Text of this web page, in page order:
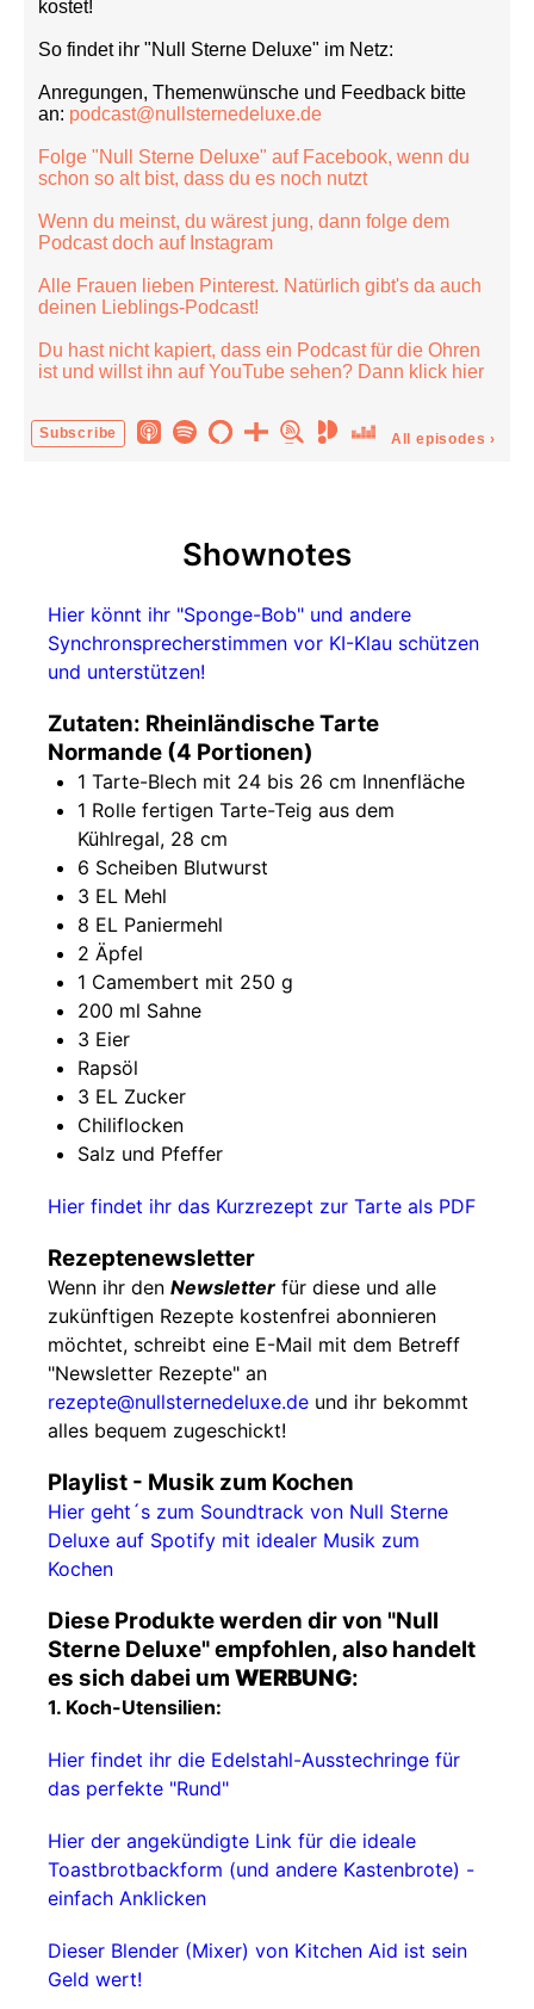
kostet!
So findet ihr "Null Sterne Deluxe" im Netz:
Anregungen, Themenwünsche und Feedback bitte
an: podcast@nullsternedeluxe.de
Folge "Null Sterne Deluxe" auf Facebook, wenn du
schon so alt bist, dass du es noch nutzt
Wenn du meinst, du wärest jung, dann folge dem
Podcast doch auf Instagram
Alle Frauen lieben Pinterest. Natürlich gibt's da auch
deinen Lieblings-Podcast!
Du hast nicht kapiert, dass ein Podcast für die Ohren
ist und willst ihn auf YouTube sehen? Dann klick hier
Subscribe All episodes ›
Shownotes
Hier könnt ihr "Sponge-Bob" und andere
Synchronsprecherstimmen vor KI-Klau schützen
und unterstützen!
Zutaten: Rheinländische Tarte
Normande (4 Portionen)
1 Tarte-Blech mit 24 bis 26 cm Innenfläche
1 Rolle fertigen Tarte-Teig aus dem
Kühlregal, 28 cm
6 Scheiben Blutwurst
3 EL Mehl
8 EL Paniermehl
2 Äpfel
1 Camembert mit 250 g
200 ml Sahne
3 Eier
Rapsöl
3 EL Zucker
Chiliflocken
Salz und Pfeffer
Hier findet ihr das Kurzrezept zur Tarte als PDF
Rezeptenewsletter
Wenn ihr den Newsletter für diese und alle
zukünftigen Rezepte kostenfrei abonnieren
möchtet, schreibt eine E-Mail mit dem Betreff
"Newsletter Rezepte" an
rezepte@nullsternedeluxe.de und ihr bekommt
alles bequem zugeschickt!
Playlist - Musik zum Kochen
Hier geht´s zum Soundtrack von Null Sterne
Deluxe auf Spotify mit idealer Musik zum
Kochen
Diese Produkte werden dir von "Null
Sterne Deluxe" empfohlen, also handelt
es sich dabei um WERBUNG:
1. Koch-Utensilien:
Hier findet ihr die Edelstahl-Ausstechringe für
das perfekte "Rund"
Hier der angekündigte Link für die ideale
Toastbrotbackform (und andere Kastenbrote) -
einfach Anklicken
Dieser Blender (Mixer) von Kitchen Aid ist sein
Geld wert!